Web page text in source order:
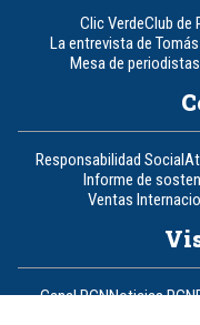
Clic VerdeClub de
La entrevista de
Mesa de periodistas
Responsabilidad Social
Informe de
Ventas
Canal RCNNoticias RCN